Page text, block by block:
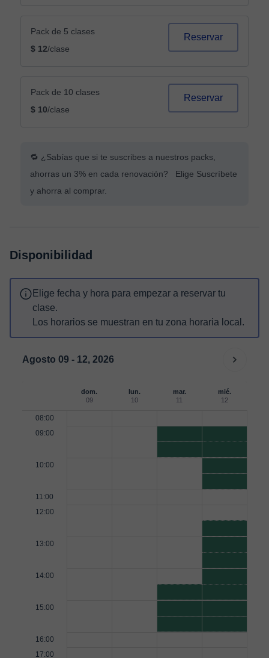
Pack de 5 clases
$ 12/clase
Reservar
Pack de 10 clases
$ 10/clase
Reservar
🔁 ¿Sabías que si te suscribes a nuestros packs,
ahorras un 3% en cada renovación? Elige Suscríbete
y ahorra al comprar.
Disponibilidad
Elige fecha y hora para empezar a reservar tu
clase.
Los horarios se muestran en tu zona horaria local.
Agosto 09 - 12, 2026
dom.
09
lun.
10
mar.
11
mié.
12
08:00
09:00
10:00
11:00
12:00
13:00
14:00
15:00
16:00
17:00